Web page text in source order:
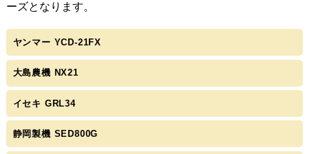
ーズとなります。
ヤンマー YCD-21FX
大島農機 NX21
イセキ GRL34
静岡製機 SED800G